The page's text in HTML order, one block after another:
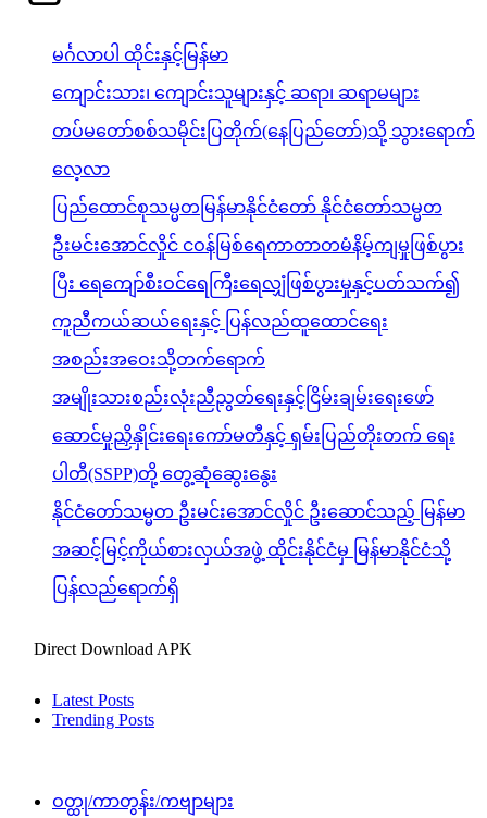
မင်္ဂလာပါ ထိုင်းနှင့်မြန်မာ
ကျောင်းသား၊ ကျောင်းသူများနှင့် ဆရာ၊ ဆရာမများ
တပ်မတော်စစ်သမိုင်းပြတိုက်(နေပြည်တော်)သို့ သွားရောက်
လေ့လာ
ပြည်ထောင်စုသမ္မတမြန်မာနိုင်ငံတော် နိုင်ငံတော်သမ္မတ
ဦးမင်းအောင်လှိုင် ငဝန်မြစ်ရေကာတာတမံနိမ့်ကျမှုဖြစ်ပွား
ပြီး ရေကျော်စီးဝင်ရေကြီးရေလျှံဖြစ်ပွားမှုနှင့်ပတ်သက်၍
ကူညီကယ်ဆယ်ရေးနှင့် ပြန်လည်ထူထောင်ရေး
အစည်းအဝေးသို့တက်ရောက်
အမျိုးသားစည်းလုံးညီညွတ်ရေးနှင့်ငြိမ်းချမ်းရေးဖော်
ဆောင်မှုညှိနှိုင်းရေးကော်မတီနှင့် ရှမ်းပြည်တိုးတက် ရေး
ပါတီ(SSPP)တို့ တွေ့ဆုံဆွေးနွေး
နိုင်ငံတော်သမ္မတ ဦးမင်းအောင်လှိုင် ဦးဆောင်သည့် မြန်မာ
အဆင့်မြင့်ကိုယ်စားလှယ်အဖွဲ့ ထိုင်းနိုင်ငံမှ မြန်မာနိုင်ငံသို့
ပြန်လည်ရောက်ရှိ
Direct Download APK
Latest Posts
Trending Posts
ဝတ္ထု/ကာတွန်း/ကဗျာများ